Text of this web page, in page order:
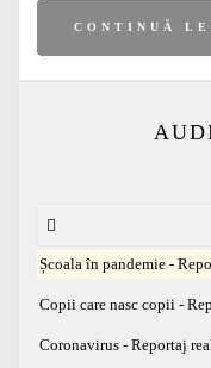
CONTINUĂ
Școala în pandemie -
Copii care nasc copii -
Coronavirus - Reportaj